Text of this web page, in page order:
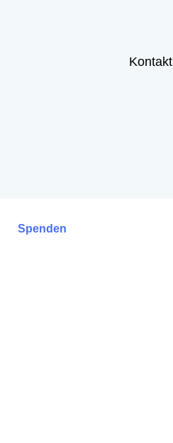
Kontakt
Spenden